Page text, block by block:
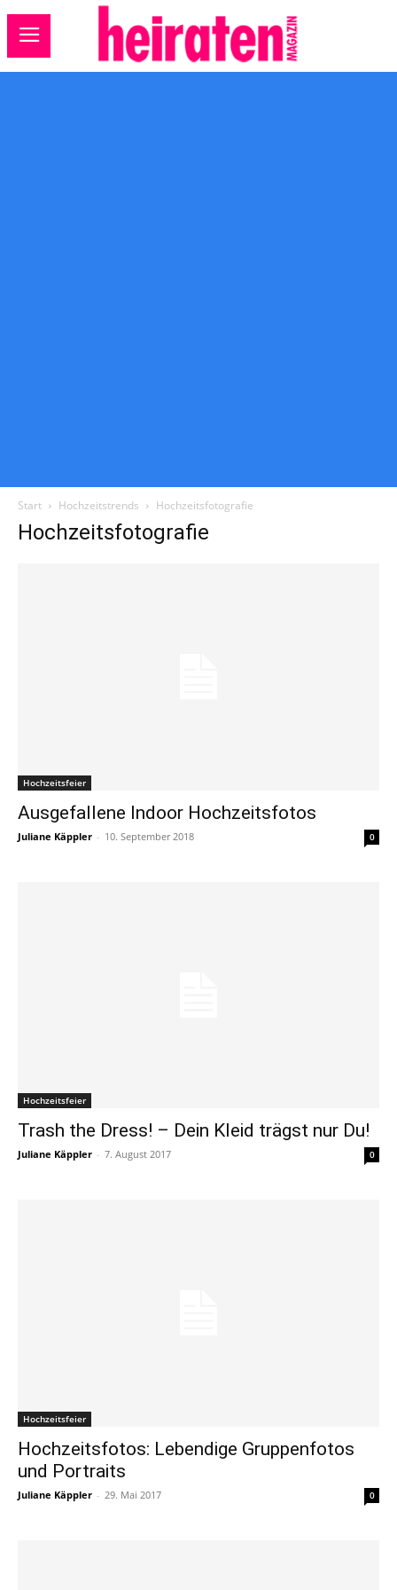
Start Hochzeitstrends Hochzeitsfotografie
Hochzeitsfotografie
Hochzeitsfeier
Ausgefallene Indoor Hochzeitsfotos
Juliane Käppler - 10. September 2018 0
Hochzeitsfeier
Trash the Dress! – Dein Kleid trägst nur Du!
Juliane Käppler - 7. August 2017 0
Hochzeitsfeier
Hochzeitsfotos: Lebendige Gruppenfotos
und Portraits
Juliane Käppler - 29. Mai 2017 0